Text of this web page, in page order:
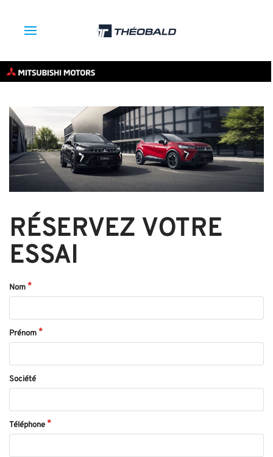
RÉSERVEZ VOTRE
ESSAI
Nom
Prénom
Société
Téléphone